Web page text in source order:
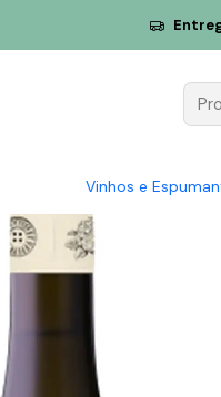
Vinhos e
Adega Casa